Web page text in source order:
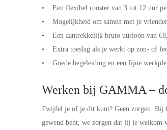
• Een flexibel rooster van 3 tot 12 uur
• Mogelijkheid om samen met je
• Een aantrekkelijk bruto uurloon van
• Extra toeslag als je werkt op zon- of
• Goede begeleiding en een fijne
Werken bij GAMMA –
Twijfel je of je dit kunt? Geen zorgen. Bij
gewend bent, we zorgen dat jij je welkom